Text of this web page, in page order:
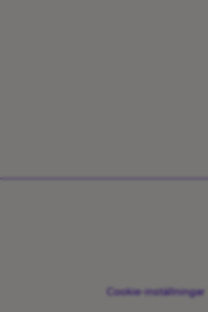
Cookie-inställningar